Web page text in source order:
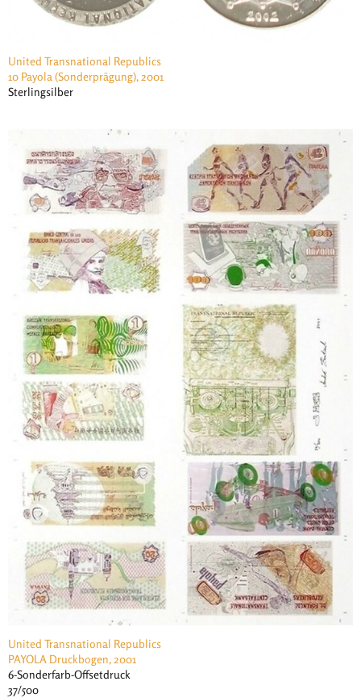
United Transnational Republics
10 Payola (Sonderprägung), 2001
Sterlingsilber
United Transnational Republics
PAYOLA Druckbogen, 2001
6-Sonderfarb-Offsetdruck
37/500